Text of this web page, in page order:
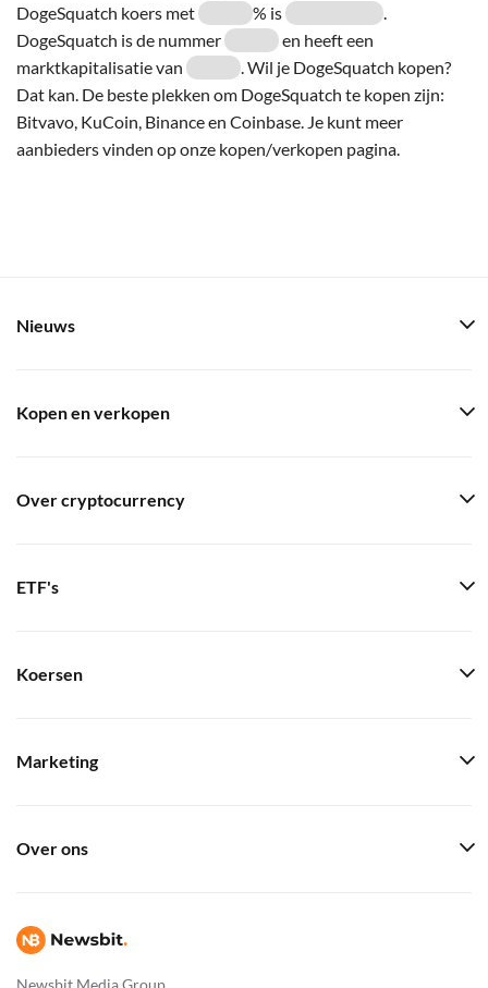
DogeSquatch koers met
% is
.
DogeSquatch is de nummer
en heeft een
marktkapitalisatie van
. Wil je DogeSquatch kopen?
Dat kan. De beste plekken om DogeSquatch te kopen zijn:
Bitvavo, KuCoin, Binance en Coinbase. Je kunt meer
aanbieders vinden op onze kopen/verkopen pagina.
Newsbit Media Group
Nieuws
Kopen en verkopen
Over cryptocurrency
ETF's
Koersen
Marketing
Over ons